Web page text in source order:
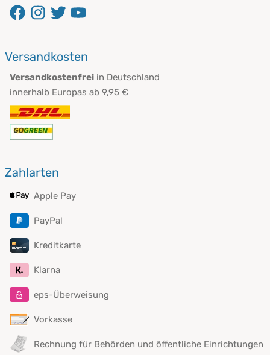
öffnet in neuem Fenster
öffnet in neuem Fenster
öffnet in neuem Fenster
Versandkosten
Versandkostenfrei in Deutschland
innerhalb Europas ab 9,95 €
Zahlarten
Apple Pay
PayPal
Kreditkarte
Klarna
eps-Überweisung
Vorkasse
Rechnung für Behörden und öffentliche Einrichtungen